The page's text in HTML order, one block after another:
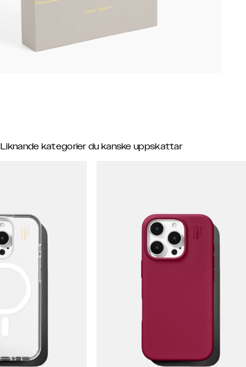
Liknande kategorier du kanske uppskattar